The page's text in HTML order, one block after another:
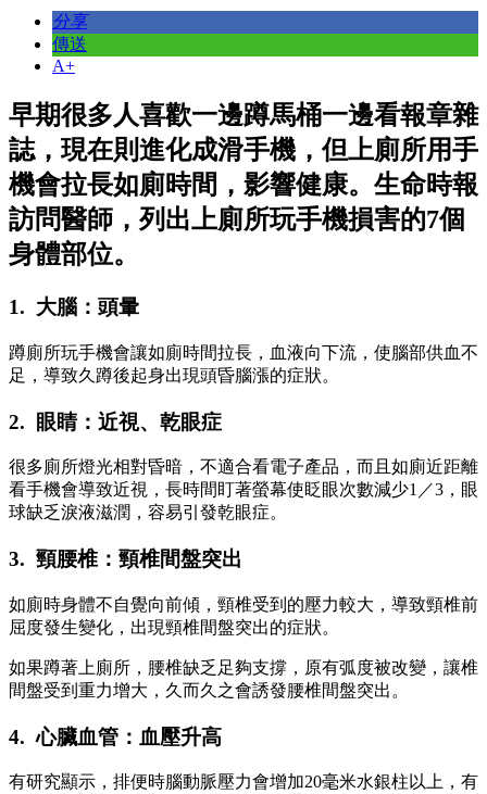
分享
傳送
A+
早期很多人喜歡一邊蹲馬桶一邊看報章雜
誌，現在則進化成滑手機，但上廁所用手
機會拉長如廁時間，影響健康。生命時報
訪問醫師，列出上廁所玩手機損害的7個
身體部位。
1. 大腦：頭暈
蹲廁所玩手機會讓如廁時間拉長，血液向下流，使腦部供血不
足，導致久蹲後起身出現頭昏腦漲的症狀。
2. 眼睛：近視、乾眼症
很多廁所燈光相對昏暗，不適合看電子產品，而且如廁近距離
看手機會導致近視，長時間盯著螢幕使眨眼次數減少1／3，眼
球缺乏淚液滋潤，容易引發乾眼症。
3. 頸腰椎：頸椎間盤突出
如廁時身體不自覺向前傾，頸椎受到的壓力較大，導致頸椎前
屈度發生變化，出現頸椎間盤突出的症狀。
如果蹲著上廁所，腰椎缺乏足夠支撐，原有弧度被改變，讓椎
間盤受到重力增大，久而久之會誘發腰椎間盤突出。
4. 心臟血管：血壓升高
有研究顯示，排便時腦動脈壓力會增加20毫米水銀柱以上，有